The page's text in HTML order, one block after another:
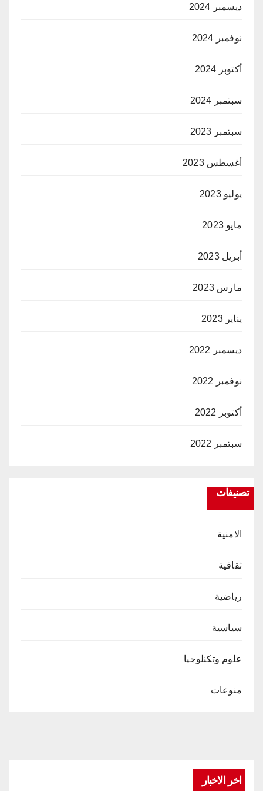
ديسمبر 2024
نوفمبر 2024
أكتوبر 2024
سبتمبر 2024
سبتمبر 2023
أغسطس 2023
يوليو 2023
مايو 2023
أبريل 2023
مارس 2023
يناير 2023
ديسمبر 2022
نوفمبر 2022
أكتوبر 2022
سبتمبر 2022
تصنيفات
الامنية
ثقافية
رياضية
سياسية
علوم وتكنلوجيا
منوعات
اخر الاخبار